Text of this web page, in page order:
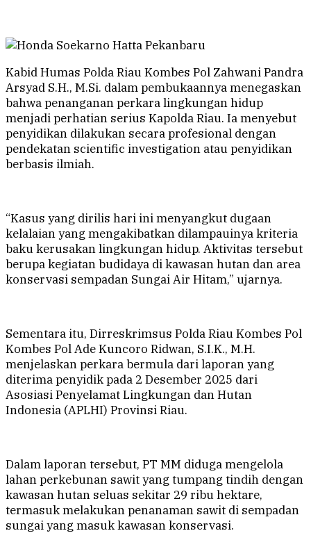
Kabid Humas Polda Riau Kombes Pol Zahwani Pandra
Arsyad S.H., M.Si. dalam pembukaannya menegaskan
bahwa penanganan perkara lingkungan hidup
menjadi perhatian serius Kapolda Riau. Ia menyebut
penyidikan dilakukan secara profesional dengan
pendekatan scientific investigation atau penyidikan
berbasis ilmiah.
“Kasus yang dirilis hari ini menyangkut dugaan
kelalaian yang mengakibatkan dilampauinya kriteria
baku kerusakan lingkungan hidup. Aktivitas tersebut
berupa kegiatan budidaya di kawasan hutan dan area
konservasi sempadan Sungai Air Hitam,” ujarnya.
Sementara itu, Dirreskrimsus Polda Riau Kombes Pol
Kombes Pol Ade Kuncoro Ridwan, S.I.K., M.H.
menjelaskan perkara bermula dari laporan yang
diterima penyidik pada 2 Desember 2025 dari
Asosiasi Penyelamat Lingkungan dan Hutan
Indonesia (APLHI) Provinsi Riau.
Dalam laporan tersebut, PT MM diduga mengelola
lahan perkebunan sawit yang tumpang tindih dengan
kawasan hutan seluas sekitar 29 ribu hektare,
termasuk melakukan penanaman sawit di sempadan
sungai yang masuk kawasan konservasi.